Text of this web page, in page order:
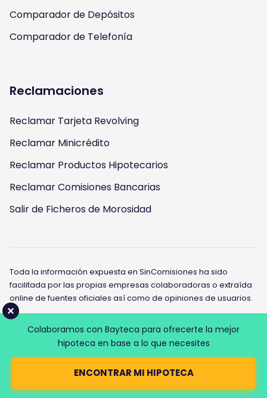
Colaboramos con Bayteca para ofrecerte la mejor
hipoteca en base a lo que necesites
ENCONTRAR MI HIPOTECA
Comparador de Depósitos
Comparador de Telefonía
Reclamaciones
Reclamar Tarjeta Revolving
Reclamar Minicrédito
Reclamar Productos Hipotecarios
Reclamar Comisiones Bancarias
Salir de Ficheros de Morosidad
Toda la información expuesta en SinComisiones ha sido
facilitada por las propias empresas colaboradoras o extraída
online de fuentes oficiales así como de opiniones de usuarios.
El contenido y las opiniones expresadas en nuestros artículos
son fruto de nuestra experiencia y la de nuestros
colaboradores. La información incluida en todas nuestras
reseñas es exacta en la fecha de publicación de la misma.
Para obtener la información más actualizada, recomendamos
visitar la web oficial.